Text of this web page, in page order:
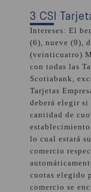
3 CSI
Intereses: El
(6), nueve (9),
(veinticuatro)
con todas las
Scotiabank,
Tarjetas
deberá elegir si
cantidad de
lo cual estará
comercio
cuotas elegido
comercio se